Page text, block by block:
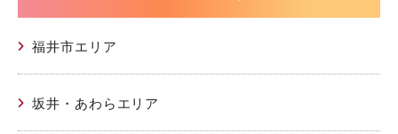
福井市エリア
坂井・あわらエリア